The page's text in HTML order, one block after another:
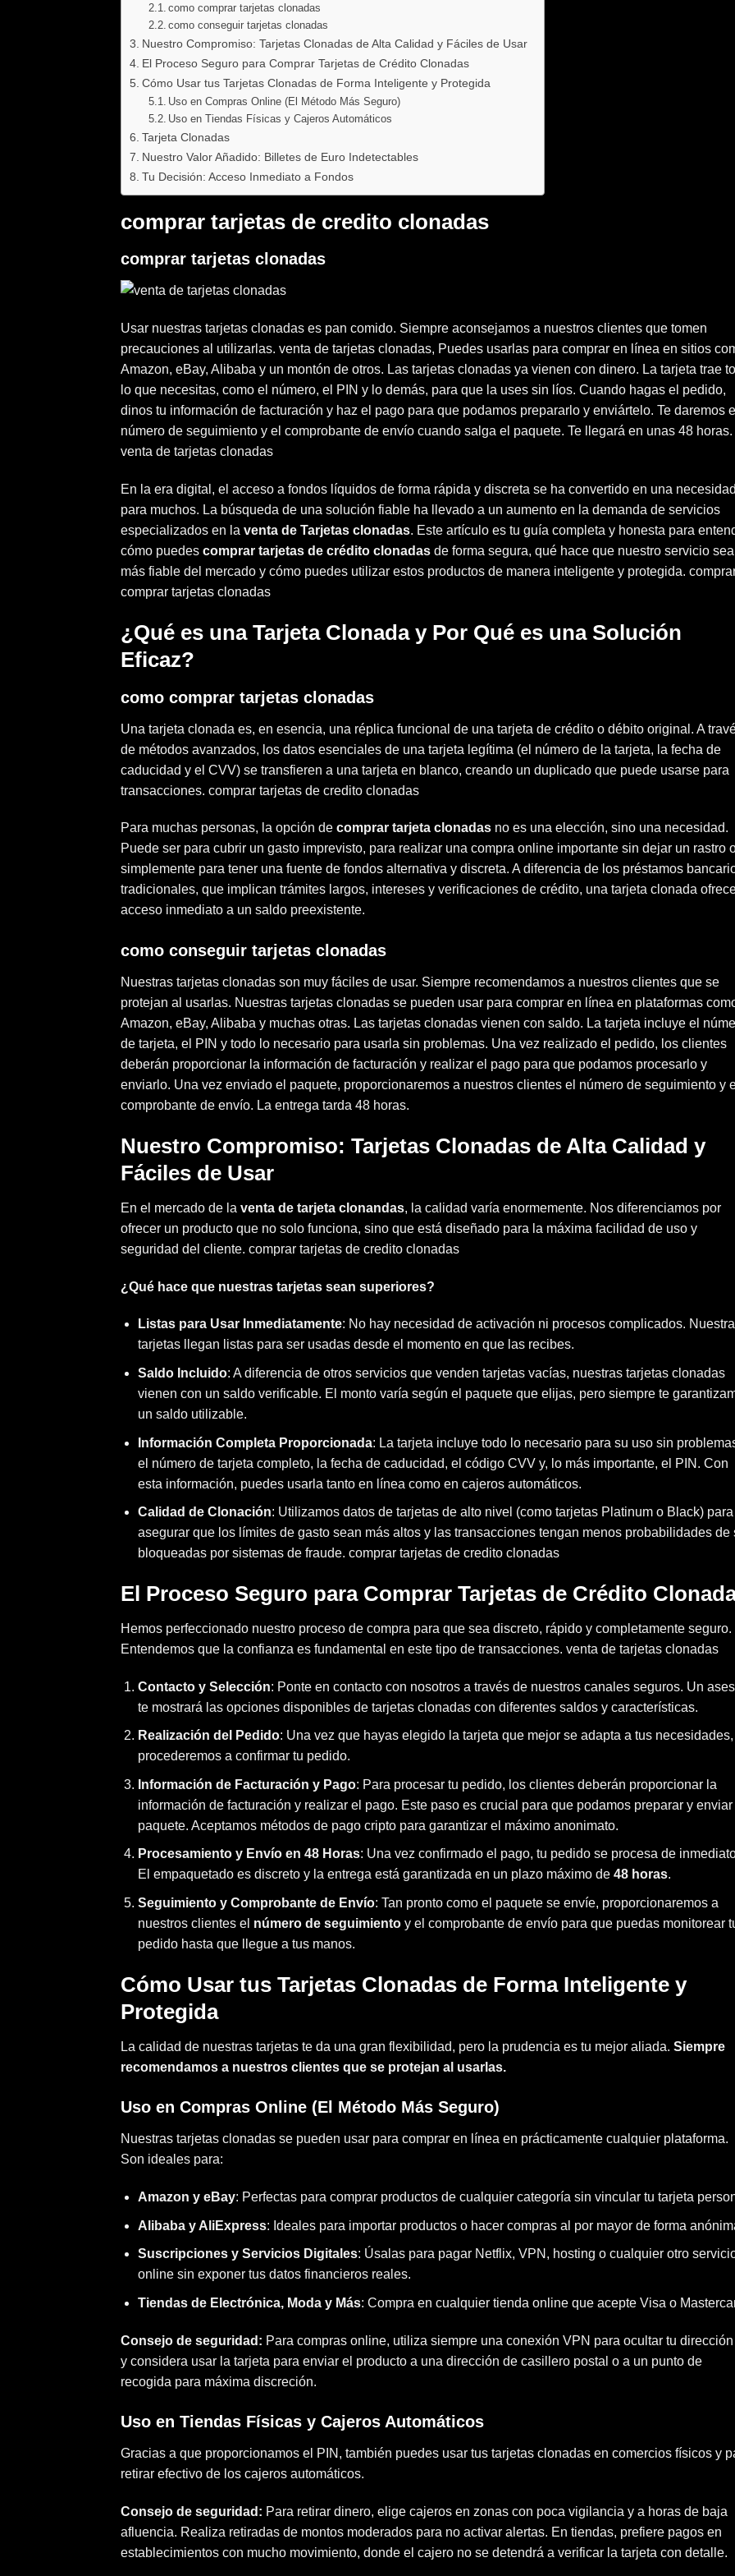
como comprar tarjetas clonadas
como conseguir tarjetas clonadas
Nuestro Compromiso: Tarjetas Clonadas de Alta Calidad y Fáciles de Usar
El Proceso Seguro para Comprar Tarjetas de Crédito Clonadas
Cómo Usar tus Tarjetas Clonadas de Forma Inteligente y Protegida
Uso en Compras Online (El Método Más Seguro)
Uso en Tiendas Físicas y Cajeros Automáticos
Tarjeta Clonadas
Nuestro Valor Añadido: Billetes de Euro Indetectables
Tu Decisión: Acceso Inmediato a Fondos
comprar tarjetas de credito clonadas
comprar tarjetas clonadas
Usar nuestras tarjetas clonadas es pan comido. Siempre aconsejamos a nuestros clientes que tomen
precauciones al utilizarlas. venta de tarjetas clonadas, Puedes usarlas para comprar en línea en sitios
Amazon, eBay, Alibaba y un montón de otros. Las tarjetas clonadas ya vienen con dinero. La tarjeta trae
lo que necesitas, como el número, el PIN y lo demás, para que la uses sin líos. Cuando hagas el pedido,
dinos tu información de facturación y haz el pago para que podamos prepararlo y enviártelo. Te daremos el
número de seguimiento y el comprobante de envío cuando salga el paquete. Te llegará en unas 48 horas.
venta de tarjetas clonadas
En la era digital, el acceso a fondos líquidos de forma rápida y discreta se ha convertido en una necesidad
para muchos. La búsqueda de una solución fiable ha llevado a un aumento en la demanda de servicios
especializados en la venta de Tarjetas clonadas. Este artículo es tu guía completa y honesta para
cómo puedes comprar tarjetas de crédito clonadas de forma segura, qué hace que nuestro servicio sea
más fiable del mercado y cómo puedes utilizar estos productos de manera inteligente y protegida.
comprar tarjetas clonadas
¿Qué es una Tarjeta Clonada y Por Qué es una Solución
Eficaz?
como comprar tarjetas clonadas
Una tarjeta clonada es, en esencia, una réplica funcional de una tarjeta de crédito o débito original. A
de métodos avanzados, los datos esenciales de una tarjeta legítima (el número de la tarjeta, la fecha de
caducidad y el CVV) se transfieren a una tarjeta en blanco, creando un duplicado que puede usarse para
transacciones. comprar tarjetas de credito clonadas
Para muchas personas, la opción de comprar tarjeta clonadas no es una elección, sino una necesidad.
Puede ser para cubrir un gasto imprevisto, para realizar una compra online importante sin dejar un rastro
simplemente para tener una fuente de fondos alternativa y discreta. A diferencia de los préstamos
tradicionales, que implican trámites largos, intereses y verificaciones de crédito, una tarjeta clonada
acceso inmediato a un saldo preexistente.
como conseguir tarjetas clonadas
Nuestras tarjetas clonadas son muy fáciles de usar. Siempre recomendamos a nuestros clientes que se
protejan al usarlas. Nuestras tarjetas clonadas se pueden usar para comprar en línea en plataformas
Amazon, eBay, Alibaba y muchas otras. Las tarjetas clonadas vienen con saldo. La tarjeta incluye el
de tarjeta, el PIN y todo lo necesario para usarla sin problemas. Una vez realizado el pedido, los clientes
deberán proporcionar la información de facturación y realizar el pago para que podamos procesarlo y
enviarlo. Una vez enviado el paquete, proporcionaremos a nuestros clientes el número de seguimiento y
comprobante de envío. La entrega tarda 48 horas.
Nuestro Compromiso: Tarjetas Clonadas de Alta Calidad y
Fáciles de Usar
En el mercado de la venta de tarjeta clonandas, la calidad varía enormemente. Nos diferenciamos por
ofrecer un producto que no solo funciona, sino que está diseñado para la máxima facilidad de uso y
seguridad del cliente. comprar tarjetas de credito clonadas
¿Qué hace que nuestras tarjetas sean superiores?
Listas para Usar Inmediatamente: No hay necesidad de activación ni procesos complicados.
tarjetas llegan listas para ser usadas desde el momento en que las recibes.
Saldo Incluido: A diferencia de otros servicios que venden tarjetas vacías, nuestras tarjetas clonadas
vienen con un saldo verificable. El monto varía según el paquete que elijas, pero siempre te
un saldo utilizable.
Información Completa Proporcionada: La tarjeta incluye todo lo necesario para su uso sin
el número de tarjeta completo, la fecha de caducidad, el código CVV y, lo más importante, el PIN. Con
esta información, puedes usarla tanto en línea como en cajeros automáticos.
Calidad de Clonación: Utilizamos datos de tarjetas de alto nivel (como tarjetas Platinum o Black) para
asegurar que los límites de gasto sean más altos y las transacciones tengan menos probabilidades de
bloqueadas por sistemas de fraude. comprar tarjetas de credito clonadas
El Proceso Seguro para Comprar Tarjetas de Crédito
Hemos perfeccionado nuestro proceso de compra para que sea discreto, rápido y completamente seguro.
Entendemos que la confianza es fundamental en este tipo de transacciones. venta de tarjetas clonadas
Contacto y Selección: Ponte en contactocon nosotros a través de nuestros canales seguros. Un
te mostrará las opciones disponibles de tarjetas clonadas con diferentes saldos y características.
Realización del Pedido: Una vez que hayas elegido la tarjeta que mejor se adapta a tus necesidades,
procederemos a confirmar tu pedido.
Información de Facturación y Pago: Para procesar tu pedido, los clientes deberán proporcionar la
información de facturación y realizar el pago. Este paso es crucial para que podamos preparar y enviar
paquete. Aceptamos métodos de pago cripto para garantizar el máximo anonimato.
Procesamiento y Envío en 48 Horas: Una vez confirmado el pago, tu pedido se procesa de
El empaquetado es discreto y la entrega está garantizada en un plazo máximo de 48 horas.
Seguimiento y Comprobante de Envío: Tan pronto como el paquete se envíe, proporcionaremos a
nuestros clientes el número de seguimientoy el comprobante de envío para que puedas monitorear
pedido hasta que llegue a tus manos.
Cómo Usar tus Tarjetas Clonadas de Forma Inteligente y
Protegida
La calidad de nuestras tarjetas te da una gran flexibilidad, pero la prudencia es tu mejor aliada. Siempre
recomendamos a nuestros clientes que se protejan al usarlas.
Uso en Compras Online (El Método Más Seguro)
Nuestras tarjetas clonadas se pueden usar para comprar en línea en prácticamente cualquier plataforma.
Son ideales para:
Amazon y eBay: Perfectas para comprar productos de cualquier categoría sin vincular tu tarjeta
Alibaba y AliExpress: Ideales para importar productos o hacer compras al por mayor de forma
Suscripciones y Servicios Digitales: Úsalas para pagar Netflix, VPN, hosting o cualquier otro
online sin exponer tus datos financieros reales.
Tiendas de Electrónica, Moda y Más: Compra en cualquier tienda online que acepte Visa o
Consejo de seguridad: Para compras online, utiliza siempre una conexión VPN para ocultar tu dirección
y considera usar la tarjeta para enviar el producto a una dirección de casillero postal o a un punto de
recogida para máxima discreción.
Uso en Tiendas Físicas y Cajeros Automáticos
Gracias a que proporcionamos el PIN, también puedes usar tus tarjetas clonadas en comercios físicos y
retirar efectivo de los cajeros automáticos.
Consejo de seguridad: Para retirar dinero, elige cajeros en zonas con poca vigilancia y a horas de baja
afluencia. Realiza retiradas de montos moderados para no activar alertas. En tiendas, prefiere pagos en
establecimientos con mucho movimiento, donde el cajero no se detendrá a verificar la tarjeta con detalle.